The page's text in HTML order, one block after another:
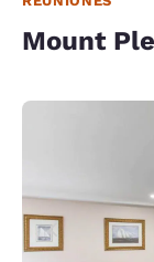
Mount